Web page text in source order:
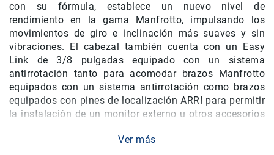
Fullframe
Instantáneas
Lentes
APS-
C
Fullframe
Mirrorless
Accesorios
con su fórmula, establece un nuevo nivel de
rendimiento en la gama Manfrotto, impulsando los
movimientos de giro e inclinación más suaves y sin
vibraciones. El cabezal también cuenta con un Easy
Link de 3/8 pulgadas equipado con un sistema
antirrotación tanto para acomodar brazos Manfrotto
equipados con un sistema antirrotación como brazos
equipados con pines de localización ARRI para permitir
la instalación de un monitor externo u otros accesorios
El mecanismo de bloqueo lateral del accesorio de placa
Ver más